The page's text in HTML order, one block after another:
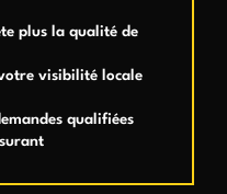
plus la qualité de
visibilité locale
qualifiées